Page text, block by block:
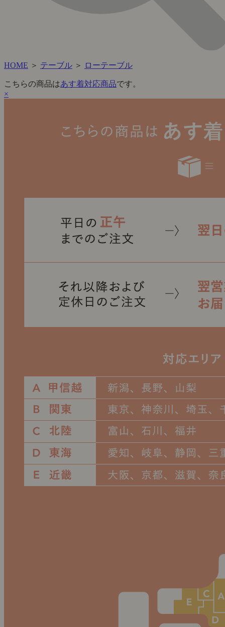
HOME ＞ テーブル ＞ ローテーブル
こちらの商品はあす着対応商品です。
×